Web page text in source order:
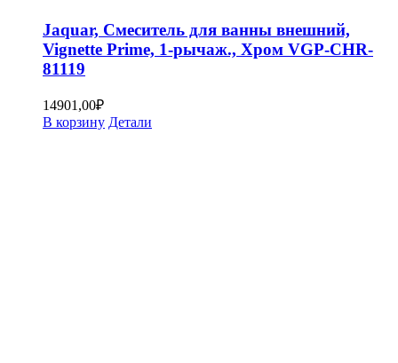
Jaquar, Смеситель для ванны внешний,
Vignette Prime, 1-рычаж., Хром VGP-CHR-
81119
14901,00₽
В корзину Детали